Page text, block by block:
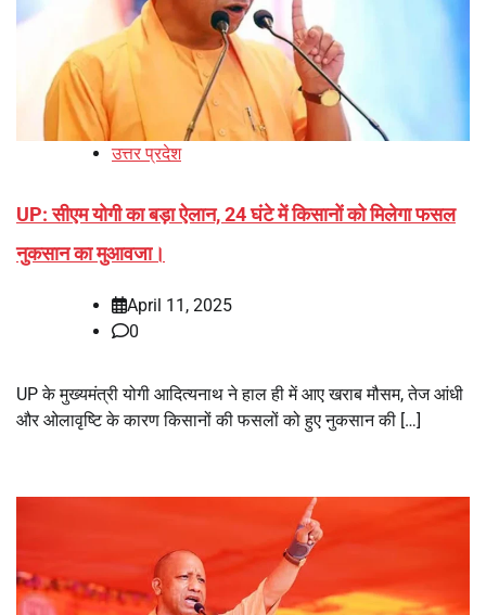
उत्तर प्रदेश
UP: सीएम योगी का बड़ा ऐलान, 24 घंटे में किसानों को मिलेगा फसल
नुकसान का मुआवजा।
April 11, 2025
0
UP के मुख्यमंत्री योगी आदित्यनाथ ने हाल ही में आए खराब मौसम, तेज आंधी
और ओलावृष्टि के कारण किसानों की फसलों को हुए नुकसान की […]